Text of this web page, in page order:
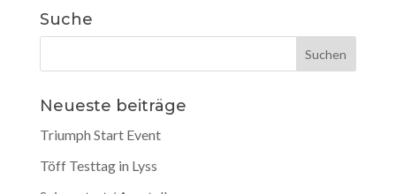
Suche
Neueste beiträge
Triumph Start Event
Töff Testtag in Lyss